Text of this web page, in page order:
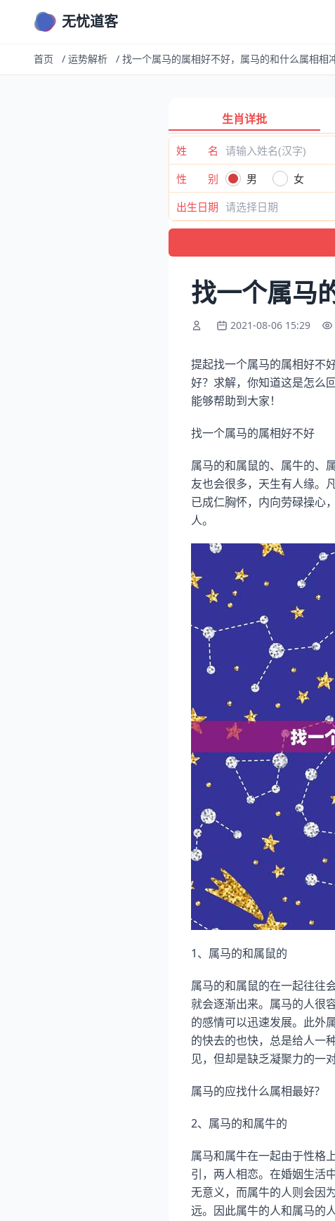
无忧道客
首页 / 运势解析 / 找一个属马的属相好不好，属马的和什么属相相
生肖详批
姓 名
性 别
男
女
出生日期
找一个属马
2021-08-06 15:29
提起找一个属马的属相好不
好？求解，你知道这是怎么
能够帮助到大家！
找一个属马的属相好不好
属马的和属鼠的、属牛的、
友也会很多，天生有人缘。
已成仁胸怀，内向劳碌操心
人。
1、属马的和属鼠的
属马的和属鼠的在一起往往
就会逐渐出来。属马的人很
的感情可以迅速发展。此外
的快去的也快，总是给人一
见，但却是缺乏凝聚力的一对
属马的应找什么属相最好?
2、属马的和属牛的
属马和属牛在一起由于性格
引，两人相恋。在婚姻生活
无意义，而属牛的人则会因
远。因此属牛的人和属马的